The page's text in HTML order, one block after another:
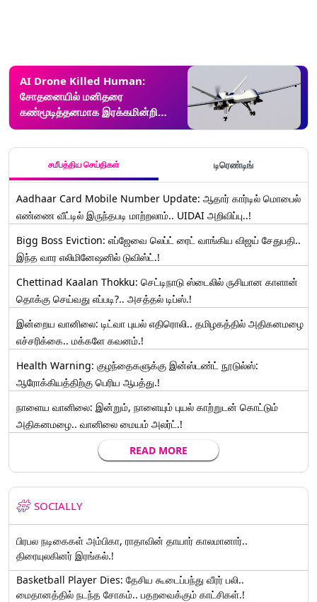
AI Drone Killed Human:
சோதனையில் மனிதரை
கண்மூடித்தனமாக இரக்கமின்றி
கொன்ற செயற்கை நுண்ணறிவு
சமீபத்திய செய்திகள் டிரெண்டிங்
Aadhaar Card Mobile Number Update: ஆதார் கார்டில் மொபைல்
எண்ணை வீட்டில் இருந்தபடி மாற்றலாம்.. UIDAI அறிவிப்பு..!
Bigg Boss Eviction: எப்ஜேவை லெப்ட் ரைட் வாங்கிய விஜய் சேதுபதி..
இந்த வார எலிமினேஷனில் டுவிஸ்ட்.!
Chettinad Kaalan Thokku: செட்டிநாடு ஸ்டைலில் ருசியான காளான்
தொக்கு செய்வது எப்படி?.. அசத்தல் டிப்ஸ்.!
இன்றைய வானிலை: டிட்வா புயல் எதிரொலி.. தமிழகத்தில் அதிகனமழை
எச்சரிக்கை.. மக்களே கவனம்.!
Health Warning: குழந்தைகளுக்கு இன்ஸ்டண்ட் நூடுல்ஸ்:
ஆரோக்கியத்திற்கு பெரிய ஆபத்து.!
நாளைய வானிலை: இன்றும், நாளையும் புயல் காற்றுடன் கொட்டும்
அதிகனமழை.. வானிலை மையம் அலர்ட்.!
READ MORE
SOCIALLY
பிரபல நடிகைகள் அம்பிகா, ராதாவின் தாயார் காலமானார்..
திரையுலகினர் இரங்கல்.!
Basketball Player Dies: தேசிய கூடைப்பந்து வீரர் பலி..
மைதானத்தில் நடந்த சோகம்.. பதறவைக்கும் காட்சிகள்.!